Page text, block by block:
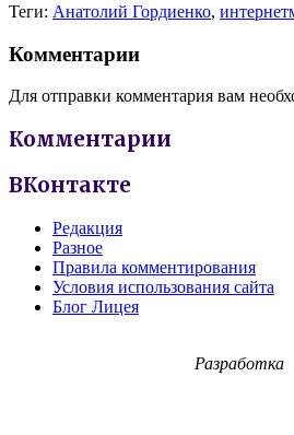
Теги: Анатолий Гордиенко,
Комментарии
Для отправки комментария вам
Комментарии
ВКонтакте
Редакция
Разное
Правила комментирования
Условия использования сайта
Блог Лицея
Разработка